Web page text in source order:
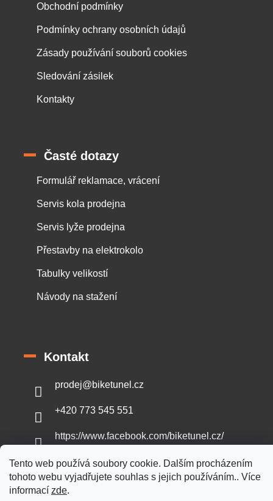
Tento web používá soubory cookie. Dalším procházením
tohoto webu vyjadřujete souhlas s jejich používáním.. Více
informací zde.
Obchodní podmínky
Podmínky ochrany osobních údajů
Zásady používání souborů cookies
Sledování zásilek
Kontakty
Časté dotazy
Formulář reklamace, vrácení
Servis kola prodejna
Servis lyže prodejna
Přestavby na elektrokolo
Tabulky velikostí
Návody na stažení
Kontakt
prodej@biketunel.cz
+420 773 545 551
https://www.facebook.com/biketunel.cz/